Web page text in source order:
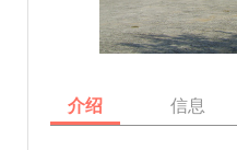
介绍 信息